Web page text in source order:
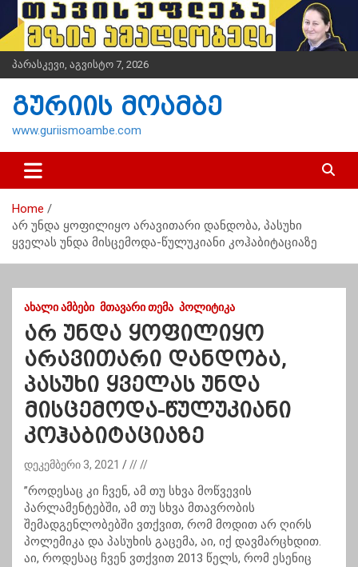
i
t
n
პარასკევი, აგვისტო 7, 2026
გურიის მოამბე
www.guriismoambe.com
Home
არ უნდა ყოფილიყო არავითარი დანდობა, პასუხი
ყველას უნდა მისცემოდა-წულუკიანი კოჰაბიტაციაზე
ᲐᲮᲐᲚᲘ ᲐᲛᲑᲔᲑᲘ ᲛᲗᲐᲕᲐᲠᲘ ᲗᲔᲛᲐ ᲞᲝᲚᲘᲢᲘᲙᲐ
არ უნდა ყოფილიყო
არავითარი დანდობა,
პასუხი ყველას უნდა
მისცემოდა-წულუკიანი
კოჰაბიტაციაზე
დეკემბერი 3, 2021 // //
”როდესაც კი ჩვენ, ამ თუ სხვა მოწვევის
პარლამენტებში, ამ თუ სხვა მთავრობის
შემადგენლობებში ვთქვით, რომ მოდით არ ღირს
პოლემიკა და პასუხის გაცემა, აი, იქ დავმარცხდით.
აი, როდესაც ჩვენ ვთქვით 2013 წელს, რომ ესენიც